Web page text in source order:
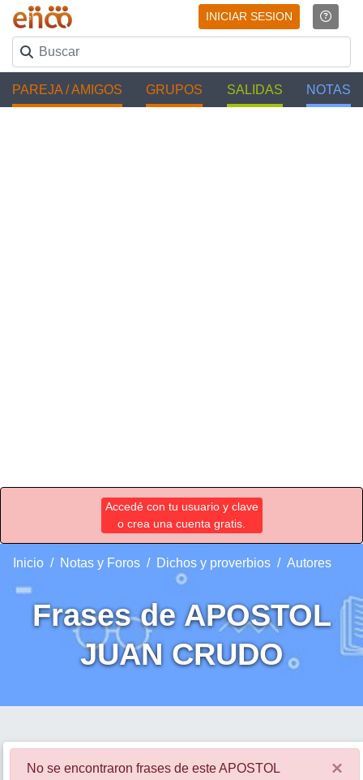
INICIAR SESION
PAREJA / AMIGOS GRUPOS SALIDAS NOTAS
Accedé con tu usuario y clave
o crea una cuenta gratis.
Inicio Notas y Foros Dichos y proverbios Autores
Frases de APOSTOL
JUAN CRUDO
No se encontraron frases de este APOSTOL
×